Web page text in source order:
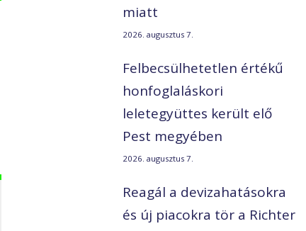
miatt
2026. augusztus 7.
Felbecsülhetetlen értékű
honfoglaláskori
leletegyüttes került elő
Pest megyében
2026. augusztus 7.
Reagál a devizahatásokra
és új piacokra tör a Richter